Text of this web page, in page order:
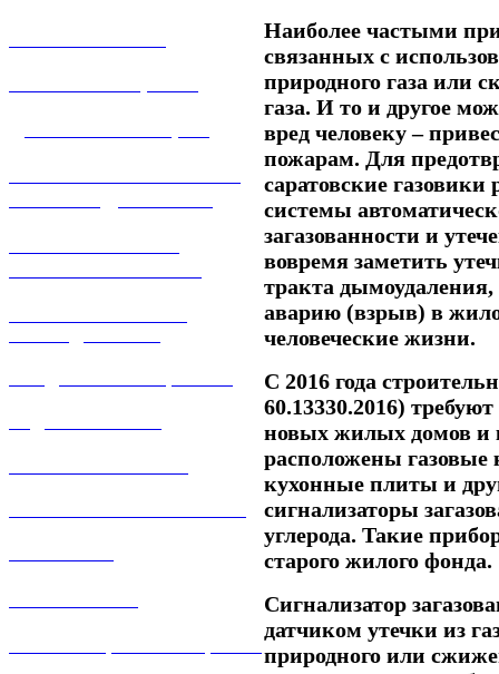
Наиболее частыми
связанных с
природного газа или
газа. И то и другое
вред человеку –
пожарам. Для
саратовские
системы
загазованности и
вовремя заметить
тракта
аварию (взрыв) в
человеческие жизни.
С 2016 года
60.13330.2016)
новых жилых домов и
расположены газовые
кухонные плиты и
сигнализаторы
углерода. Такие
старого жилого фонда.
Сигнализатор
датчиком утечки из
природного или